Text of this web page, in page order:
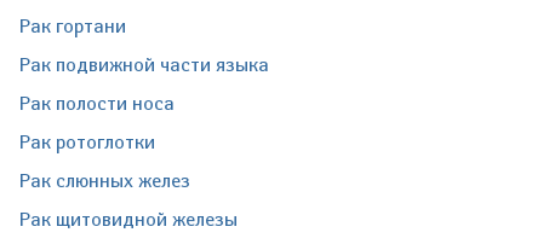
Рак гортани
Рак подвижной части языка
Рак полости носа
Рак ротоглотки
Рак слюнных желез
Рак щитовидной железы